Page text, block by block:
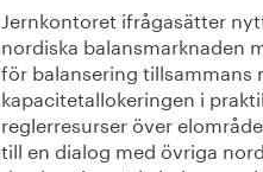
Jernkontoret ifrågasätter
nordiska balansmarknaden
för balansering tillsammans
kapacitetallokeringen i
reglerresurser över
till en dialog med övriga